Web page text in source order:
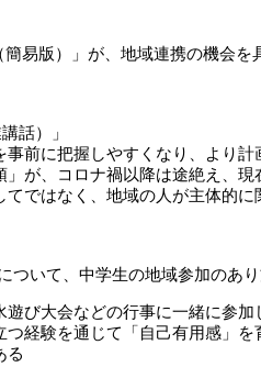
版）」が、地域連携の機会を
話）」
前に把握しやすくなり、より
が、コロナ禍以降は途絶え、
ではなく、地域の人が主体的
いて、中学生の地域参加のあり
び大会などの行事に一緒に参
経験を通じて「自己有用感」
る